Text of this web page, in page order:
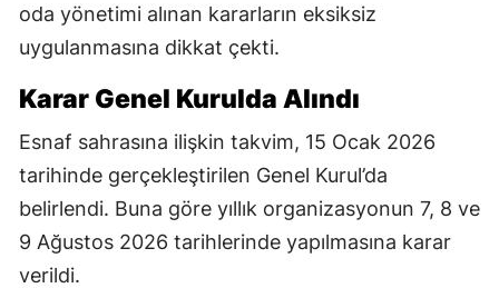
oda yönetimi alınan kararların eksiksiz
uygulanmasına dikkat çekti.
Karar Genel Kurulda Alındı
Esnaf sahrasına ilişkin takvim, 15 Ocak 2026
tarihinde gerçekleştirilen Genel Kurul’da
belirlendi. Buna göre yıllık organizasyonun 7, 8 ve
9 Ağustos 2026 tarihlerinde yapılmasına karar
verildi.